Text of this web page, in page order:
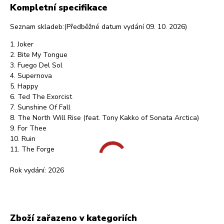
Kompletní specifikace
Seznam skladeb:(Předběžné datum vydání 09. 10. 2026)
1. Joker
2. Bite My Tongue
3. Fuego Del Sol
4. Supernova
5. Happy
6. Ted The Exorcist
7. Sunshine Of Fall
8. The North Will Rise (feat. Tony Kakko of Sonata Arctica)
9. For Thee
10. Ruin
11. The Forge
Rok vydání: 2026
Zboží zařazeno v kategoriích